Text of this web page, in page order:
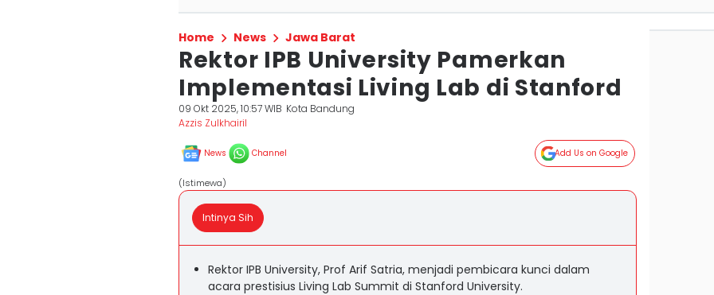
Home News Jawa Barat
Rektor IPB University Pamerkan
Implementasi Living Lab di Stanford
09 Okt 2025, 10:57 WIB Kota Bandung
Azzis Zulkhairil
News Channel Add Us on Google
(Istimewa)
Intinya Sih
Rektor IPB University, Prof Arif Satria, menjadi pembicara kunci dalam
acara prestisius Living Lab Summit di Stanford University.